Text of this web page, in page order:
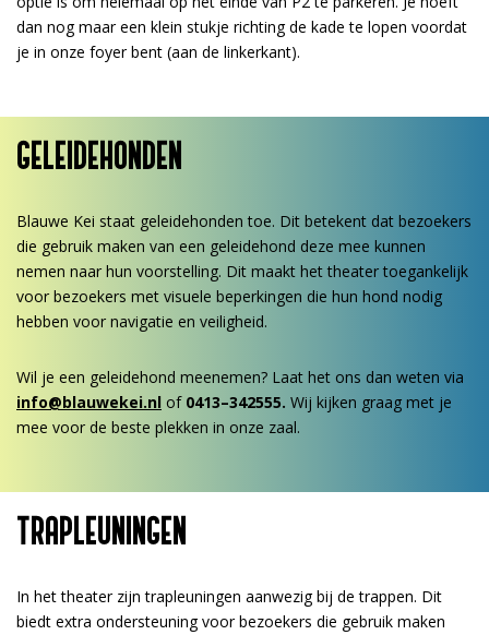
dan nog maar een klein stukje richting de kade te lopen voordat
je in onze foyer bent (aan de linkerkant).
GELEIDEHONDEN
Blauwe Kei staat geleidehonden toe. Dit betekent dat bezoekers
die gebruik maken van een geleidehond deze mee kunnen
nemen naar hun voorstelling. Dit maakt het theater toegankelijk
voor bezoekers met visuele beperkingen die hun hond nodig
hebben voor navigatie en veiligheid.
Wil je een geleidehond meenemen? Laat het ons dan weten via
info@blauwekei.nl of 0413–342555. Wij kijken graag met je
mee voor de beste plekken in onze zaal.
TRAPLEUNINGEN
In het theater zijn trapleuningen aanwezig bij de trappen. Dit
biedt extra ondersteuning voor bezoekers die gebruik maken